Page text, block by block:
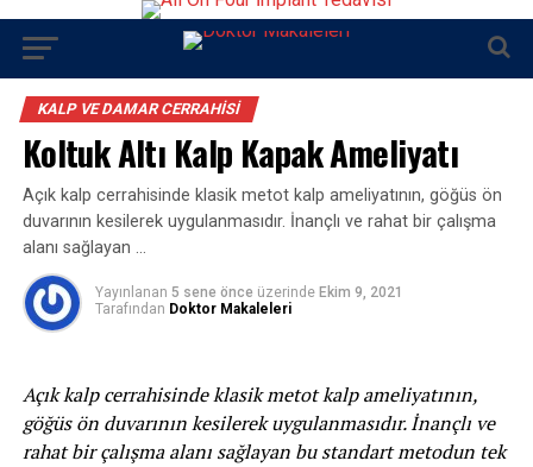
KALP VE DAMAR CERRAHISI
Koltuk Altı Kalp Kapak Ameliyatı
Açık kalp cerrahisinde klasik metot kalp ameliyatının, göğüs ön
duvarının kesilerek uygulanmasıdır. İnançlı ve rahat bir çalışma
alanı sağlayan …
Yayınlanan 5 sene önce üzerinde Ekim 9, 2021
Tarafından Doktor Makaleleri
Açık kalp cerrahisinde klasik metot kalp ameliyatının,
göğüs ön duvarının kesilerek uygulanmasıdır. İnançlı ve
rahat bir çalışma alanı sağlayan bu standart metodun tek